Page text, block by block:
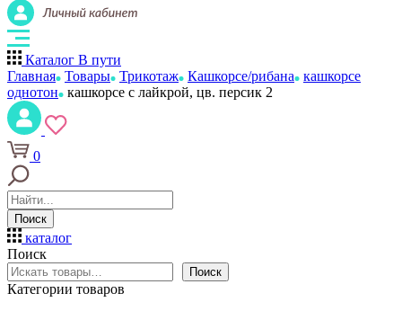
Каталог В пути
Главная Товары Трикотаж Кашкорсе/рибана
кашкорсе
однотон
кашкорсе с лайкрой, цв. персик 2
0
Поиск
каталог
Поиск
Поиск
Категории товаров